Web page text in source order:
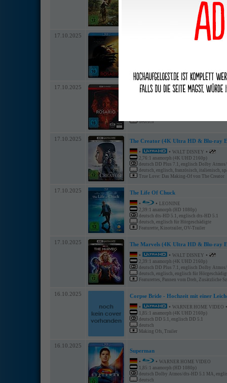
2,39:1 anamorph (4K UHD 2160p)
deutsch DD Plus 7.1, englisch Dolby
deutsch, englisch für Hörgeschädigte,
In der verbotenen Zone - Das Making Of
17.10.2025
17.10.2025
Rosario (Limited 4K Ultra HD & Blu-
deutsch
17.10.2025
The Creator (4K Ultra HD & Blu-ray
•
• WALT DISNEY •
2,76:1 anamorph (4K UHD 2160p)
deutsch DD Plus 7.1, englisch Dolby
deutsch, englisch, französisch, italienisch,
True Love: Das Making-Of von The Creator
17.10.2025
The Life Of Chuck
•
• LEONINE
2,39:1 anamorph (HD 1080p)
deutsch dts-HD 5.1, englisch dts-HD 5.1
deutsch, englisch für Hörgeschädigte
Featurette, Kinotrailer, OV-Trailer
17.10.2025
The Marvels (4K Ultra HD & Blu-ray
•
• WALT DISNEY •
2,39:1 anamorph (4K UHD 2160p)
deutsch DD Plus 7.1, englisch Dolby
deutsch, englisch, englisch für
Featurettes, Pannen vom Dreh, Zusätzliche
16.10.2025
Corpse Bride - Hochzeit mit einer
•
• WARNER HOME VIDEO
1,85:1 anamorph (4K UHD 2160p)
deutsch DD 5.1, englisch DD 5.1
deutsch
Making Ofs, Trailer
16.10.2025
Superman
•
• WARNER HOME VIDEO
1,85:1 anamorph (HD 1080p)
deutsch Dolby Atmos/dts-HD 5.1 MA,
deutsch